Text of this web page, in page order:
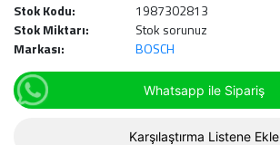
Stok Kodu:
1987302813
Stok Miktarı:
Stok sorunuz
Markası:
BOSCH
Whatsapp ile Sipariş
Karşılaştırma Listene Ekle